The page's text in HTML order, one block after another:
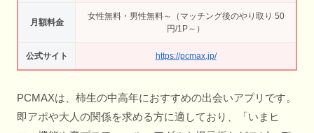
月額料金
女性無料・男性無料～（マッチング後のやり取り 50
円/1P～）
公式サイト https://pcmax.jp/
PCMAXは、柿生の中高年におすすめの出会いアプリです。
即アポや大人の関係を求める方に適しており、「いまヒ